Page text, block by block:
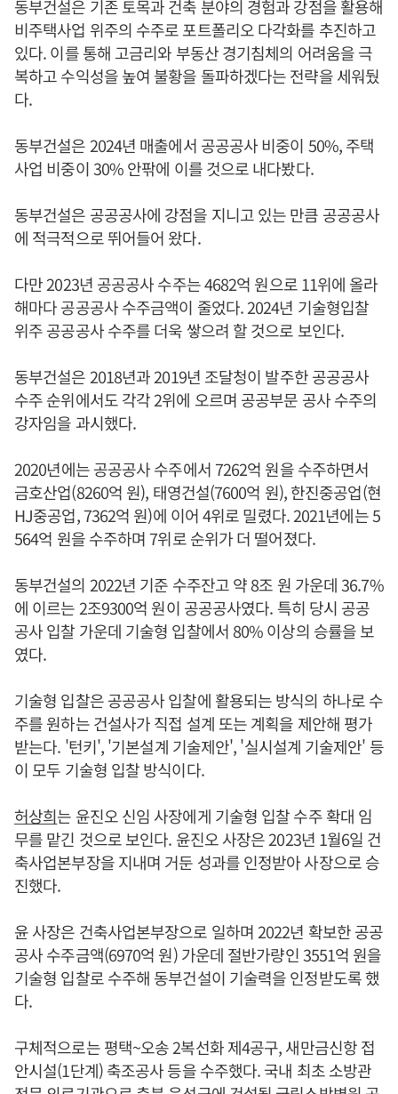
동부건설은 기존 토목과 건축 분야의 경험과 강점을 활용해
비주택사업 위주의 수주로 포트폴리오 다각화를 추진하고
있다. 이를 통해 고금리와 부동산 경기침체의 어려움을 극
복하고 수익성을 높여 불황을 돌파하겠다는 전략을 세워뒀
다.
동부건설은 2024년 매출에서 공공공사 비중이 50%, 주택
사업 비중이 30% 안팎에 이를 것으로 내다봤다.
동부건설은 공공공사에 강점을 지니고 있는 만큼 공공공사
에 적극적으로 뛰어들어 왔다.
다만 2023년 공공공사 수주는 4682억 원으로 11위에 올라
해마다 공공공사 수주금액이 줄었다. 2024년 기술형입찰
위주 공공공사 수주를 더욱 쌓으려 할 것으로 보인다.
동부건설은 2018년과 2019년 조달청이 발주한 공공공사
수주 순위에서도 각각 2위에 오르며 공공부문 공사 수주의
강자임을 과시했다.
2020년에는 공공공사 수주에서 7262억 원을 수주하면서
금호산업(8260억 원), 태영건설(7600억 원), 한진중공업(현
HJ중공업, 7362억 원)에 이어 4위로 밀렸다. 2021년에는 5
564억 원을 수주하며 7위로 순위가 더 떨어졌다.
동부건설의 2022년 기준 수주잔고 약 8조 원 가운데 36.7%
에 이르는 2조9300억 원이 공공공사였다. 특히 당시 공공
공사 입찰 가운데 기술형 입찰에서 80% 이상의 승률을 보
였다.
기술형 입찰은 공공공사 입찰에 활용되는 방식의 하나로 수
주를 원하는 건설사가 직접 설계 또는 계획을 제안해 평가
받는다. '턴키', '기본설계 기술제안', '실시설계 기술제안' 등
이 모두 기술형 입찰 방식이다.
허상희는 윤진오 신임 사장에게 기술형 입찰 수주 확대 임
무를 맡긴 것으로 보인다. 윤진오 사장은 2023년 1월6일 건
축사업본부장을 지내며 거둔 성과를 인정받아 사장으로 승
진했다.
윤 사장은 건축사업본부장으로 일하며 2022년 확보한 공공
공사 수주금액(6970억 원) 가운데 절반가량인 3551억 원을
기술형 입찰로 수주해 동부건설이 기술력을 인정받도록 했
다.
구체적으로는 평택~오송 2복선화 제4공구, 새만금신항 접
안시설(1단계) 축조공사 등을 수주했다. 국내 최초 소방관